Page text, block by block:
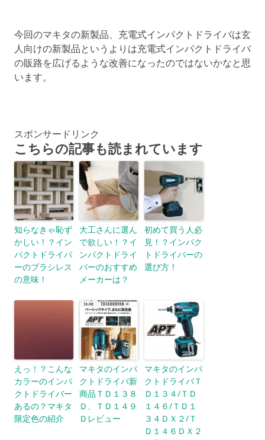
今回のマキタの新製品、充電式インパクトドライバは玄
人向けの新製品というよりは充電式インパクトドライバ
の販路を広げるような改善になったのではないかなと思
います。
スポンサードリンク
こちらの記事も読まれています
知らなきゃ恥ず
かしい！？イン
パクトドライバ
ーのブラシレス
の意味！
大工さんに選ん
で欲しい！？イ
ンパクトドライ
バーのおすすめ
メーカーは？
初めて買う人必
見！？インパク
トドライバーの
選び方！
えっ！？こんな
カラーのインパ
クトドライバー
あるの？マキタ
限定色の紹介
マキタのインパ
クトドライバ新
商品ＴＤ１３８
Ｄ、ＴＤ１４９
Ｄレビュー
マキタのインパ
クトドライバＴ
Ｄ１３４/ＴＤ
１４６/ＴＤ１
３４ＤＸ２/Ｔ
Ｄ１４６ＤＸ２